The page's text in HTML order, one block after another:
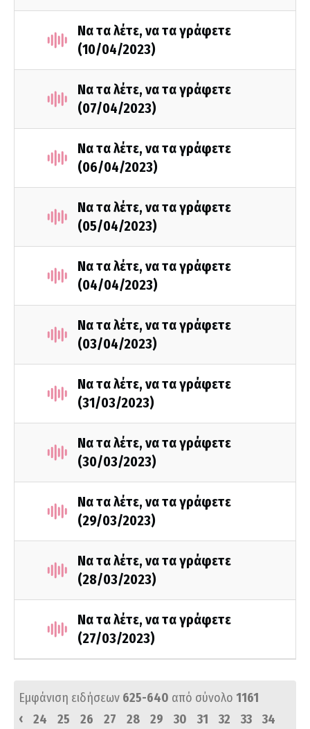
Να τα λέτε, να τα γράφετε
(10/04/2023)
Να τα λέτε, να τα γράφετε
(07/04/2023)
Να τα λέτε, να τα γράφετε
(06/04/2023)
Να τα λέτε, να τα γράφετε
(05/04/2023)
Να τα λέτε, να τα γράφετε
(04/04/2023)
Να τα λέτε, να τα γράφετε
(03/04/2023)
Να τα λέτε, να τα γράφετε
(31/03/2023)
Να τα λέτε, να τα γράφετε
(30/03/2023)
Να τα λέτε, να τα γράφετε
(29/03/2023)
Να τα λέτε, να τα γράφετε
(28/03/2023)
Να τα λέτε, να τα γράφετε
(27/03/2023)
Εμφάνιση ειδήσεων 625-640 από σύνολο 1161
‹
24 25 26 27 28 29 30 31 32 33
34